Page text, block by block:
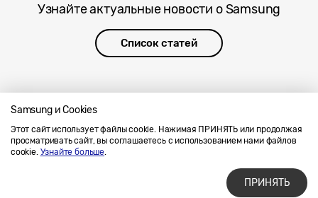
Samsung и Cookies
Этот сайт использует файлы cookie. Нажимая ПРИНЯТЬ или продолжая
просматривать сайт, вы соглашаетесь с использованием нами файлов
cookie. Узнайте больше.
ПРИНЯТЬ
Узнайте актуальные новости о Samsung
Список статей
Напишите нам
SAMSUNG.COM
Условия использования материалов